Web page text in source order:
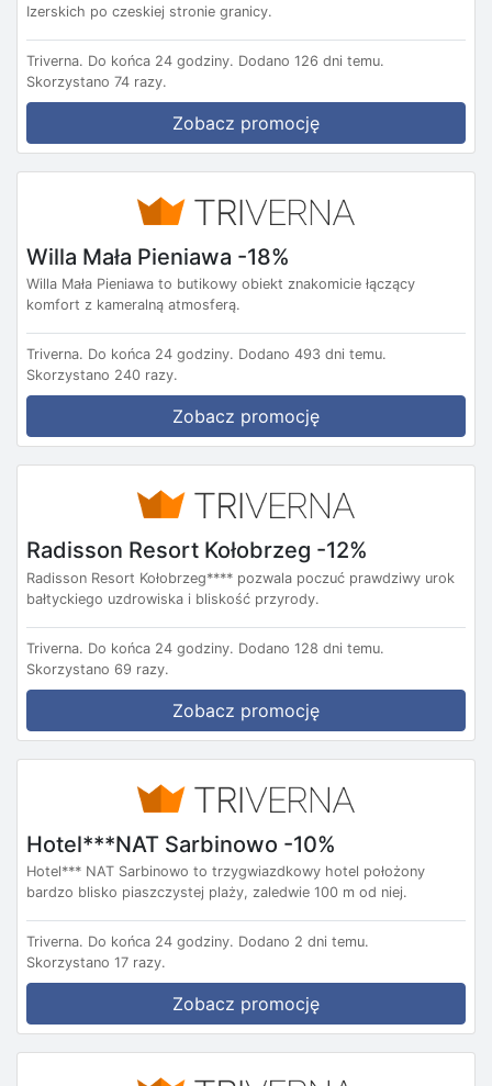
Izerskich po czeskiej stronie granicy.
Triverna. Do końca 24 godziny. Dodano 126 dni temu.
Skorzystano 74 razy.
Zobacz promocję
Willa Mała Pieniawa -18%
Willa Mała Pieniawa to butikowy obiekt znakomicie łączący
komfort z kameralną atmosferą.
Triverna. Do końca 24 godziny. Dodano 493 dni temu.
Skorzystano 240 razy.
Zobacz promocję
Radisson Resort Kołobrzeg -12%
Radisson Resort Kołobrzeg**** pozwala poczuć prawdziwy urok
bałtyckiego uzdrowiska i bliskość przyrody.
Triverna. Do końca 24 godziny. Dodano 128 dni temu.
Skorzystano 69 razy.
Zobacz promocję
Hotel***NAT Sarbinowo -10%
Hotel*** NAT Sarbinowo to trzygwiazdkowy hotel położony
bardzo blisko piaszczystej plaży, zaledwie 100 m od niej.
Triverna. Do końca 24 godziny. Dodano 2 dni temu.
Skorzystano 17 razy.
Zobacz promocję